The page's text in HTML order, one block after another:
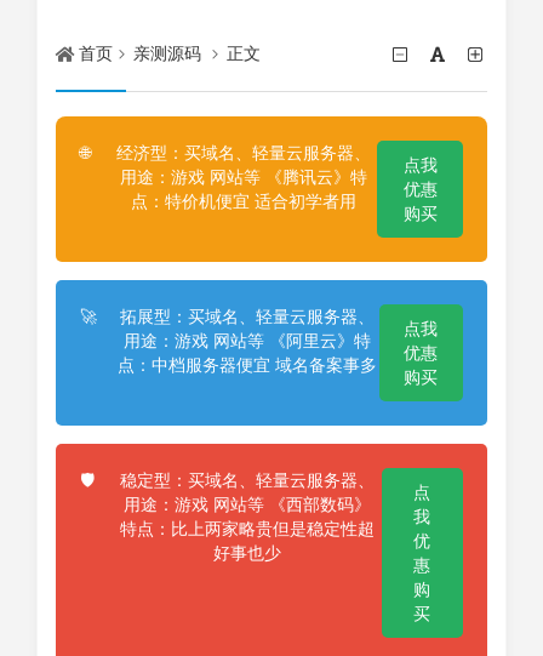
首页 亲测源码 正文
🌐
经济型：买域名、轻量云服务器、
用途：游戏 网站等 《腾讯云》特
点：特价机便宜 适合初学者用
点我
优惠
购买
🚀
拓展型：买域名、轻量云服务器、
用途：游戏 网站等 《阿里云》特
点：中档服务器便宜 域名备案事多
点我
优惠
购买
🛡️
稳定型：买域名、轻量云服务器、
用途：游戏 网站等 《西部数码》
特点：比上两家略贵但是稳定性超
好事也少
点
我
优
惠
购
买